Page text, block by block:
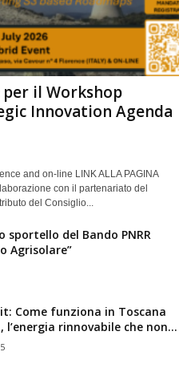
per il Workshop
Innovation Agenda
and on-line LINK ALLA PAGINA
con il partenariato del
del Consiglio...
sportello del Bando PNRR
Agrisolare”
Come funziona in Toscana
rinnovabile che non...